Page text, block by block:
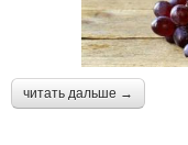
читать дальше →